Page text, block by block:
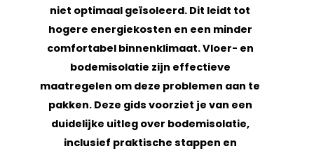
niet optimaal geïsoleerd. Dit leidt tot
hogere energiekosten en een minder
comfortabel binnenklimaat. Vloer- en
bodemisolatie zijn effectieve
maatregelen om deze problemen aan te
pakken. Deze gids voorziet je van een
duidelijke uitleg over bodemisolatie,
inclusief praktische stappen en